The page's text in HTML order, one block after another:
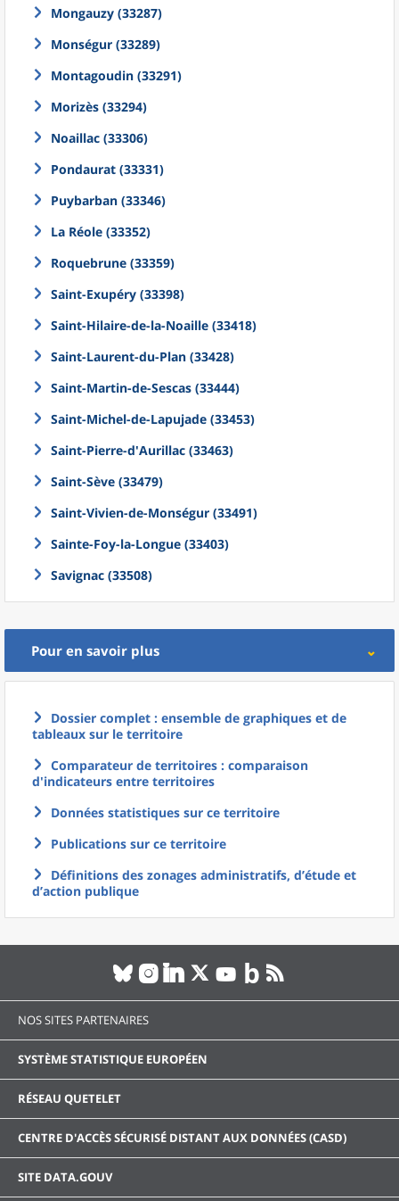
Mongauzy (33287)
Monségur (33289)
Montagoudin (33291)
Morizès (33294)
Noaillac (33306)
Pondaurat (33331)
Puybarban (33346)
La Réole (33352)
Roquebrune (33359)
Saint-Exupéry (33398)
Saint-Hilaire-de-la-Noaille (33418)
Saint-Laurent-du-Plan (33428)
Saint-Martin-de-Sescas (33444)
Saint-Michel-de-Lapujade (33453)
Saint-Pierre-d'Aurillac (33463)
Saint-Sève (33479)
Saint-Vivien-de-Monségur (33491)
Sainte-Foy-la-Longue (33403)
Savignac (33508)
Pour en savoir plus
Dossier complet : ensemble de graphiques et de
tableaux sur le territoire
Comparateur de territoires : comparaison
d'indicateurs entre territoires
Données statistiques sur ce territoire
Publications sur ce territoire
Définitions des zonages administratifs, d’étude et
d’action publique
NOS SITES PARTENAIRES
SYSTÈME STATISTIQUE EUROPÉEN
RÉSEAU QUETELET
CENTRE D'ACCÈS SÉCURISÉ DISTANT AUX DONNÉES (CASD)
SITE DATA.GOUV